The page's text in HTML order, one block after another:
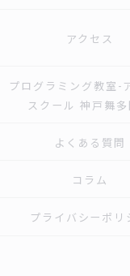
アクセス
プログラミング教室-
スクール 神戸舞
よくある質問
コラム
プライバシーポリ